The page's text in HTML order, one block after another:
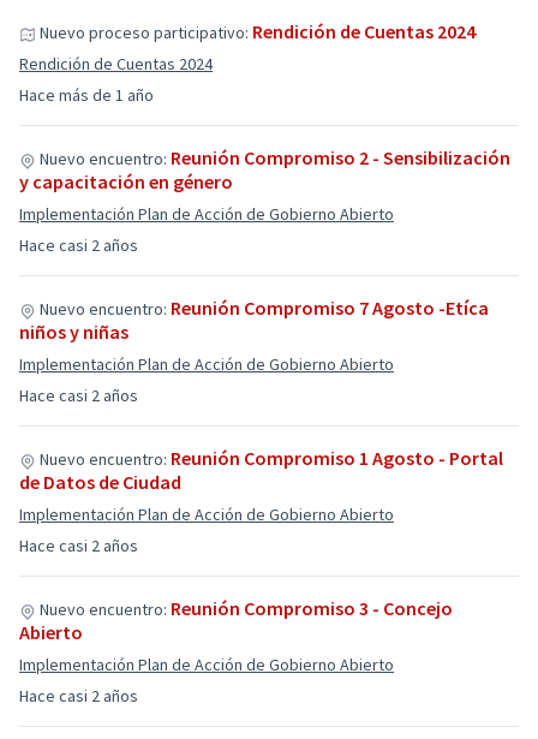
Hace más de 1 año
Nuevo proceso participativo: Rendición de Cuentas 2024
Rendición de Cuentas 2024
Hace casi 2 años
Nuevo encuentro: Reunión Compromiso 2 - Sensibilización
y capacitación en género
Implementación Plan de Acción de Gobierno Abierto
Hace casi 2 años
Nuevo encuentro: Reunión Compromiso 7 Agosto -Etíca
niños y niñas
Implementación Plan de Acción de Gobierno Abierto
Hace casi 2 años
Nuevo encuentro: Reunión Compromiso 1 Agosto - Portal
de Datos de Ciudad
Implementación Plan de Acción de Gobierno Abierto
Hace casi 2 años
Nuevo encuentro: Reunión Compromiso 3 - Concejo
Abierto
Implementación Plan de Acción de Gobierno Abierto